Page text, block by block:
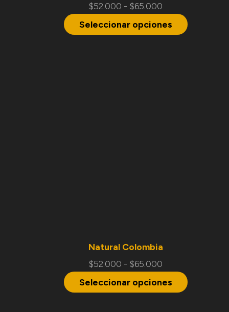
$52.000 - $65.000
Seleccionar opciones
Natural Colombia
$52.000 - $65.000
Seleccionar opciones